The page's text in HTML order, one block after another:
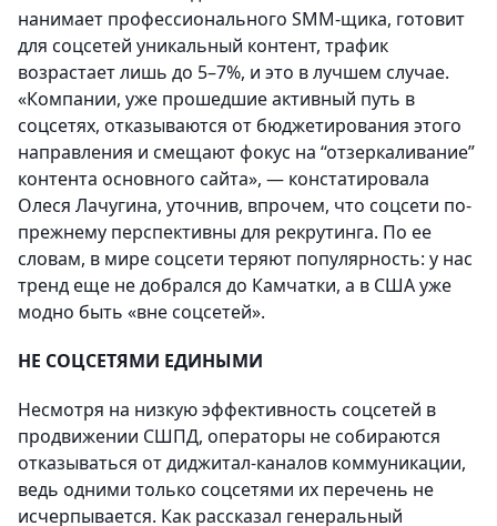
нанимает профессионального SMM-щика, готовит
для соцсетей уникальный контент, трафик
возрастает лишь до 5–7%, и это в лучшем случае.
«Компании, уже прошедшие активный путь в
соцсетях, отказываются от бюджетирования этого
направления и смещают фокус на “отзеркаливание”
контента основного сайта», — констатировала
Олеся Лачугина, уточнив, впрочем, что соцсети по-
прежнему перспективны для рекрутинга. По ее
словам, в мире соцсети теряют популярность: у нас
тренд еще не добрался до Камчатки, а в США уже
модно быть «вне соцсетей».
НЕ СОЦСЕТЯМИ ЕДИНЫМИ
Несмотря на низкую эффективность соцсетей в
продвижении СШПД, операторы не собираются
отказываться от диджитал-каналов коммуникации,
ведь одними только соцсетями их перечень не
исчерпывается. Как рассказал генеральный